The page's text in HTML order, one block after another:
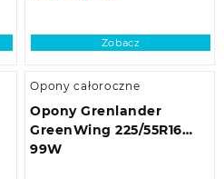
Zobacz
Opony całoroczne
Opony Grenlander
GreenWing 225/55R16
99W